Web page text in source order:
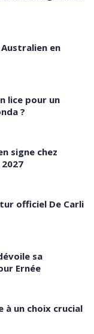
en
lice pour un
?
signe chez
officiel De Carli
sa
Ernée
à un choix crucial